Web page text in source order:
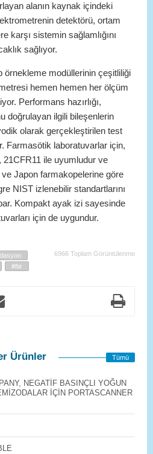
alanın kaynak içindeki
detektörü, ortam
karşı sistemin sağlamlığını
sağlıyor.
örnekleme modüllerinin çeşitliliği
hemen hemen her ölçüm
Performans hazırlığı,
doğrulayan ilgili bileşenlerin
olarak gerçekleştirilen test
Farmasötik laboratuvarlar için,
21CFR11 ile uyumludur ve
Japon farmakopelerine göre
NIST izlenebilir standartlarını
Kompakt ayak izi sayesinde
için de uygundur.
6966 Toplam Görüntülenme
#ftir
Tümü
Ürünler
NEGATİF BASINÇLI YOĞUN
İÇİN PORTASCANNER